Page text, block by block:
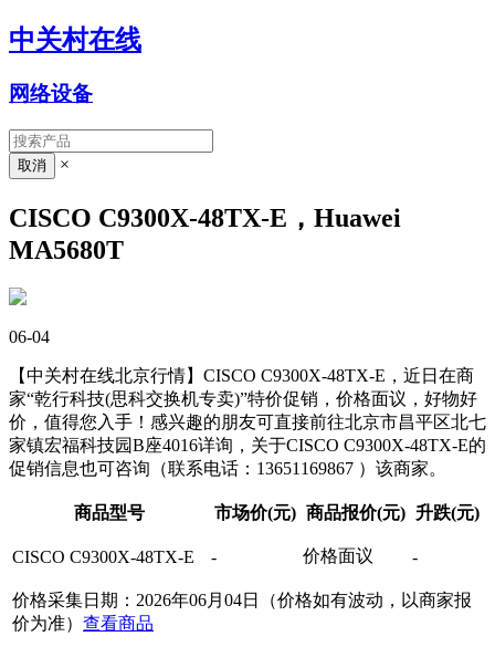
中关村在线
网络设备
×
CISCO C9300X-48TX-E，Huawei
MA5680T
06-04
【中关村在线北京行情】CISCO C9300X-48TX-E，近日在商
家“乾行科技(思科交换机专卖)”特价促销，价格面议，好物好
价，值得您入手！感兴趣的朋友可直接前往北京市昌平区北七
家镇宏福科技园B座4016详询，关于CISCO C9300X-48TX-E的
促销信息也可咨询（联系电话：13651169867 ）该商家。
商品型号 市场价(元) 商品报价(元) 升跌(元)
CISCO C9300X-48TX-E - 价格面议 -
价格采集日期：2026年06月04日（价格如有波动，以商家报
价为准） 查看商品